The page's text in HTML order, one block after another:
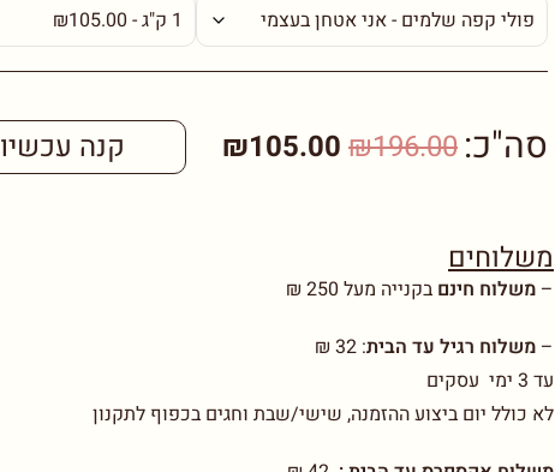
קנה עכשיו סה"כ: ₪196.00
₪105.00
משלוחים
– משלוח חינם בקנייה מעל 250 ₪
– משלוח רגיל עד הבית:
32 ₪
עד 3 ימי עסקים
לא כולל יום ביצוע ההזמנה, שישי/שבת וחגים בכפוף לתקנון